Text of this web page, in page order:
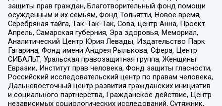
защиты прав граждан, Благотворительный фонд помощи
осужденным и их семьям, Фонд Тольятти, Новое время,
Серебряная тайга, Так-Так-Так, Сова, центр Анна, Проект
Апрель, Самарская губерния, Эра здоровья, Мемориал,
Аналитический Центр Юрия Левады, Издательство Парк
Гагарина, Фонд имени Андрея Рылькова, Сфера, Центр
СИБАЛЬТ, Уральская правозащитная группа, Женщины
Евразии, Институт прав человека, Фонд защиты гласности,
Российский исследовательский центр по правам человека,
Дальневосточный центр развития гражданских инициатив
и социального партнерства, Гражданское действие, Центр
независимых социологических исследований, Сутяжник,